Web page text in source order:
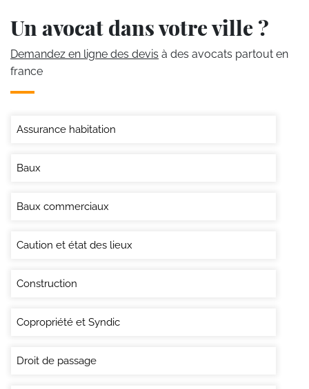
Un avocat dans votre ville ?
Demandez en ligne des devis à des avocats partout en
france
Assurance habitation
Baux
Baux commerciaux
Caution et état des lieux
Construction
Copropriété et Syndic
Droit de passage